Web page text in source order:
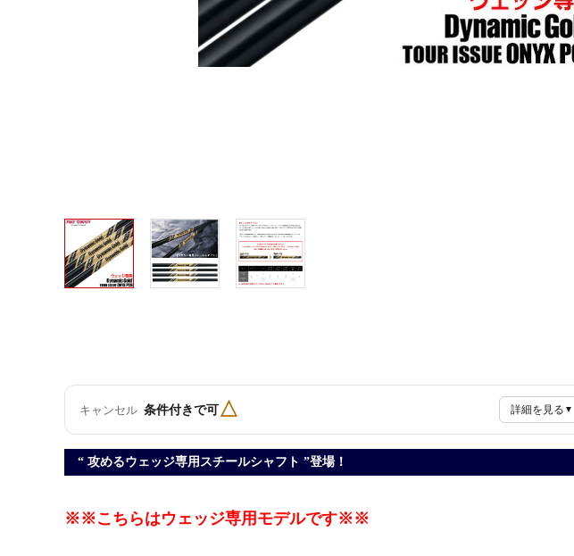
キャンセル 条件付きで可△ 詳細を見る ▼
“ 攻めるウェッジ専用スチールシャフト ”登場！
※※こちらはウェッジ専用モデルです※※